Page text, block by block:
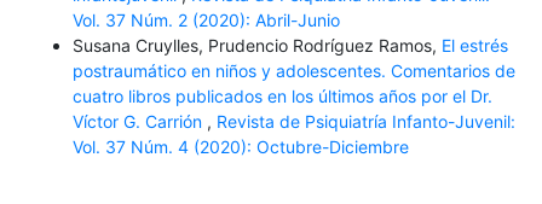
Vol. 37 Núm. 2 (2020): Abril-Junio
Susana Cruylles, Prudencio Rodríguez Ramos, El estrés
postraumático en niños y adolescentes. Comentarios de
cuatro libros publicados en los últimos años por el Dr.
Víctor G. Carrión , Revista de Psiquiatría Infanto-Juvenil:
Vol. 37 Núm. 4 (2020): Octubre-Diciembre